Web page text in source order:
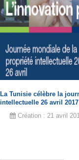
La Tunisie célèbre la
intellectuelle 26 avril 2017
Création : 21 avril